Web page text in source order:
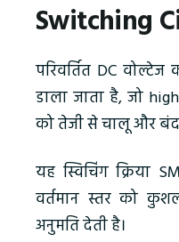
Switching
परिवर्तित DC
डाला जाता है, जो
को तेजी से चालू और
यह स्विचिंग क्रिया
वर्तमान स्तर को
अनुमति देती है।